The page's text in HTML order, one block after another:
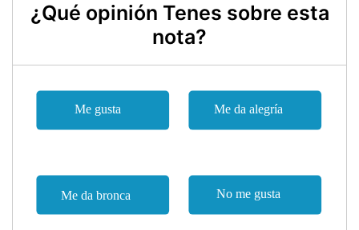
¿Qué opinión Tenes sobre esta
nota?